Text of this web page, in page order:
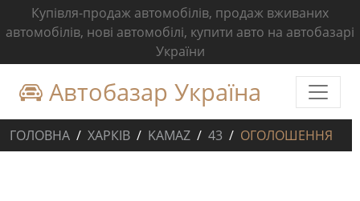
Купівля-продаж автомобілів, продаж вживаних
автомобілів, нові автомобілі, купити авто на автобазарі
України
Автобазар Україна
ГОЛОВНА ХАРКІВ KAMAZ 43 ОГОЛОШЕННЯ